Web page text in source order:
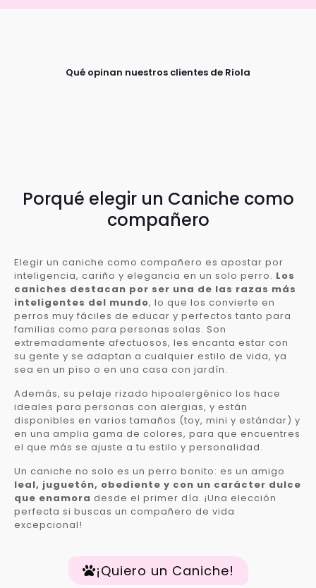
Qué opinan nuestros clientes de Riola
Porqué elegir un Caniche como
compañero
Elegir un caniche como compañero es apostar por
inteligencia, cariño y elegancia en un solo perro. Los
caniches destacan por ser una de las razas más
inteligentes del mundo, lo que los convierte en
perros muy fáciles de educar y perfectos tanto para
familias como para personas solas. Son
extremadamente afectuosos, les encanta estar con
su gente y se adaptan a cualquier estilo de vida, ya
sea en un piso o en una casa con jardín.
Además, su pelaje rizado hipoalergénico los hace
ideales para personas con alergias, y están
disponibles en varios tamaños (toy, mini y estándar) y
en una amplia gama de colores, para que encuentres
el que más se ajuste a tu estilo y personalidad.
Un caniche no solo es un perro bonito: es un amigo
leal, juguetón, obediente y con un carácter dulce
que enamora desde el primer día. ¡Una elección
perfecta si buscas un compañero de vida
excepcional!
¡Quiero un Caniche!